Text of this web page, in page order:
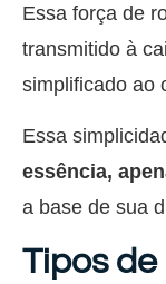
Essa força de
transmitido à
simplificado ao
Essa
essência,
a base de sua
Tipos